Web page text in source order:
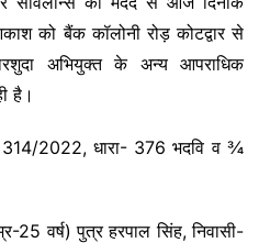
को बैंक कॉलोनी रोड़ कोटद्वार से
अभियुक्त के अन्य आपराधिक
है।
2022, धारा- 376 भदवि व ¾
25 वर्ष) पुत्र हरपाल सिंह, निवासी-